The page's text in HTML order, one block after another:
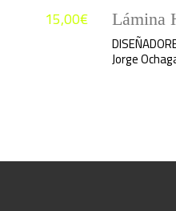
15,00€ Lámina
Jorge